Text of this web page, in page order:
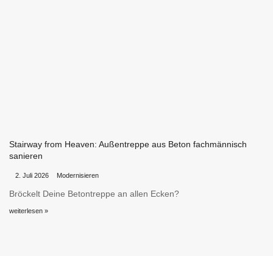
Stairway from Heaven: Außentreppe aus Beton fachmännisch
sanieren
2. Juli 2026 Modernisieren
Bröckelt Deine Betontreppe an allen Ecken?
weiterlesen »